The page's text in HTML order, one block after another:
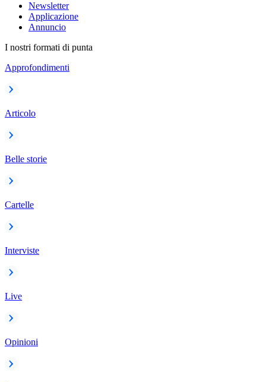
Newsletter
Applicazione
Annuncio
I nostri formati di punta
Approfondimenti
Articolo
Belle storie
Cartelle
Interviste
Live
Opinioni